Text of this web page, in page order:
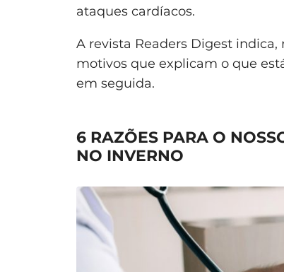
ataques cardíacos.
A revista Readers Digest indica,
motivos que explicam o que
em seguida.
6 RAZÕES PARA O
NO INVERNO